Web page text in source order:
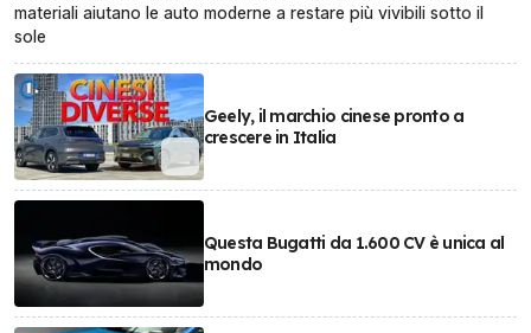
materiali aiutano le auto moderne a restare più vivibili sotto il
sole
Geely, il marchio cinese pronto a
crescere in Italia
Questa Bugatti da 1.600 CV è unica al
mondo